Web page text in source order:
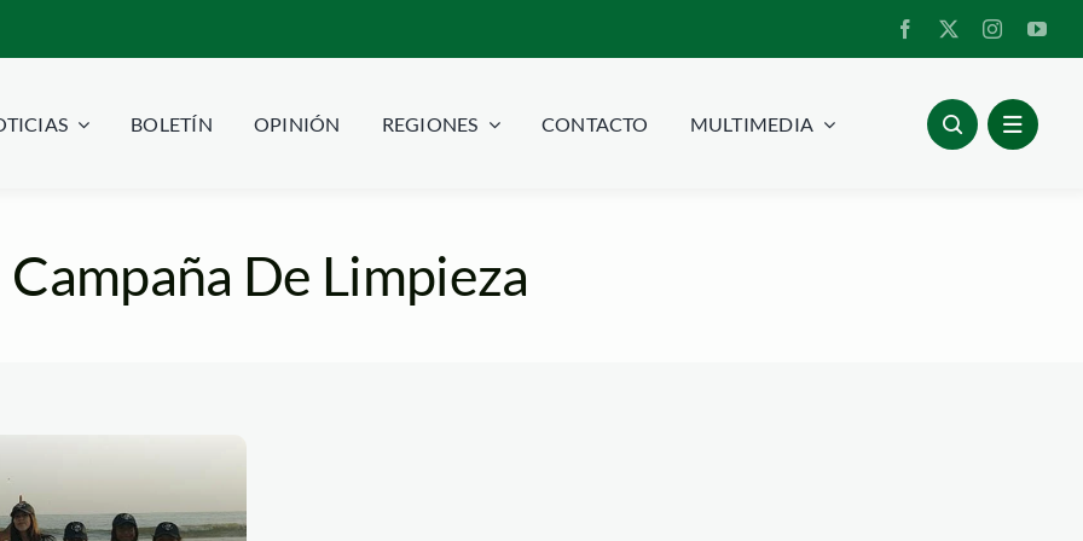
BOLETÍN OPINIÓN REGIONES CONTACTO MULTIMEDIA
Campaña De Limpieza